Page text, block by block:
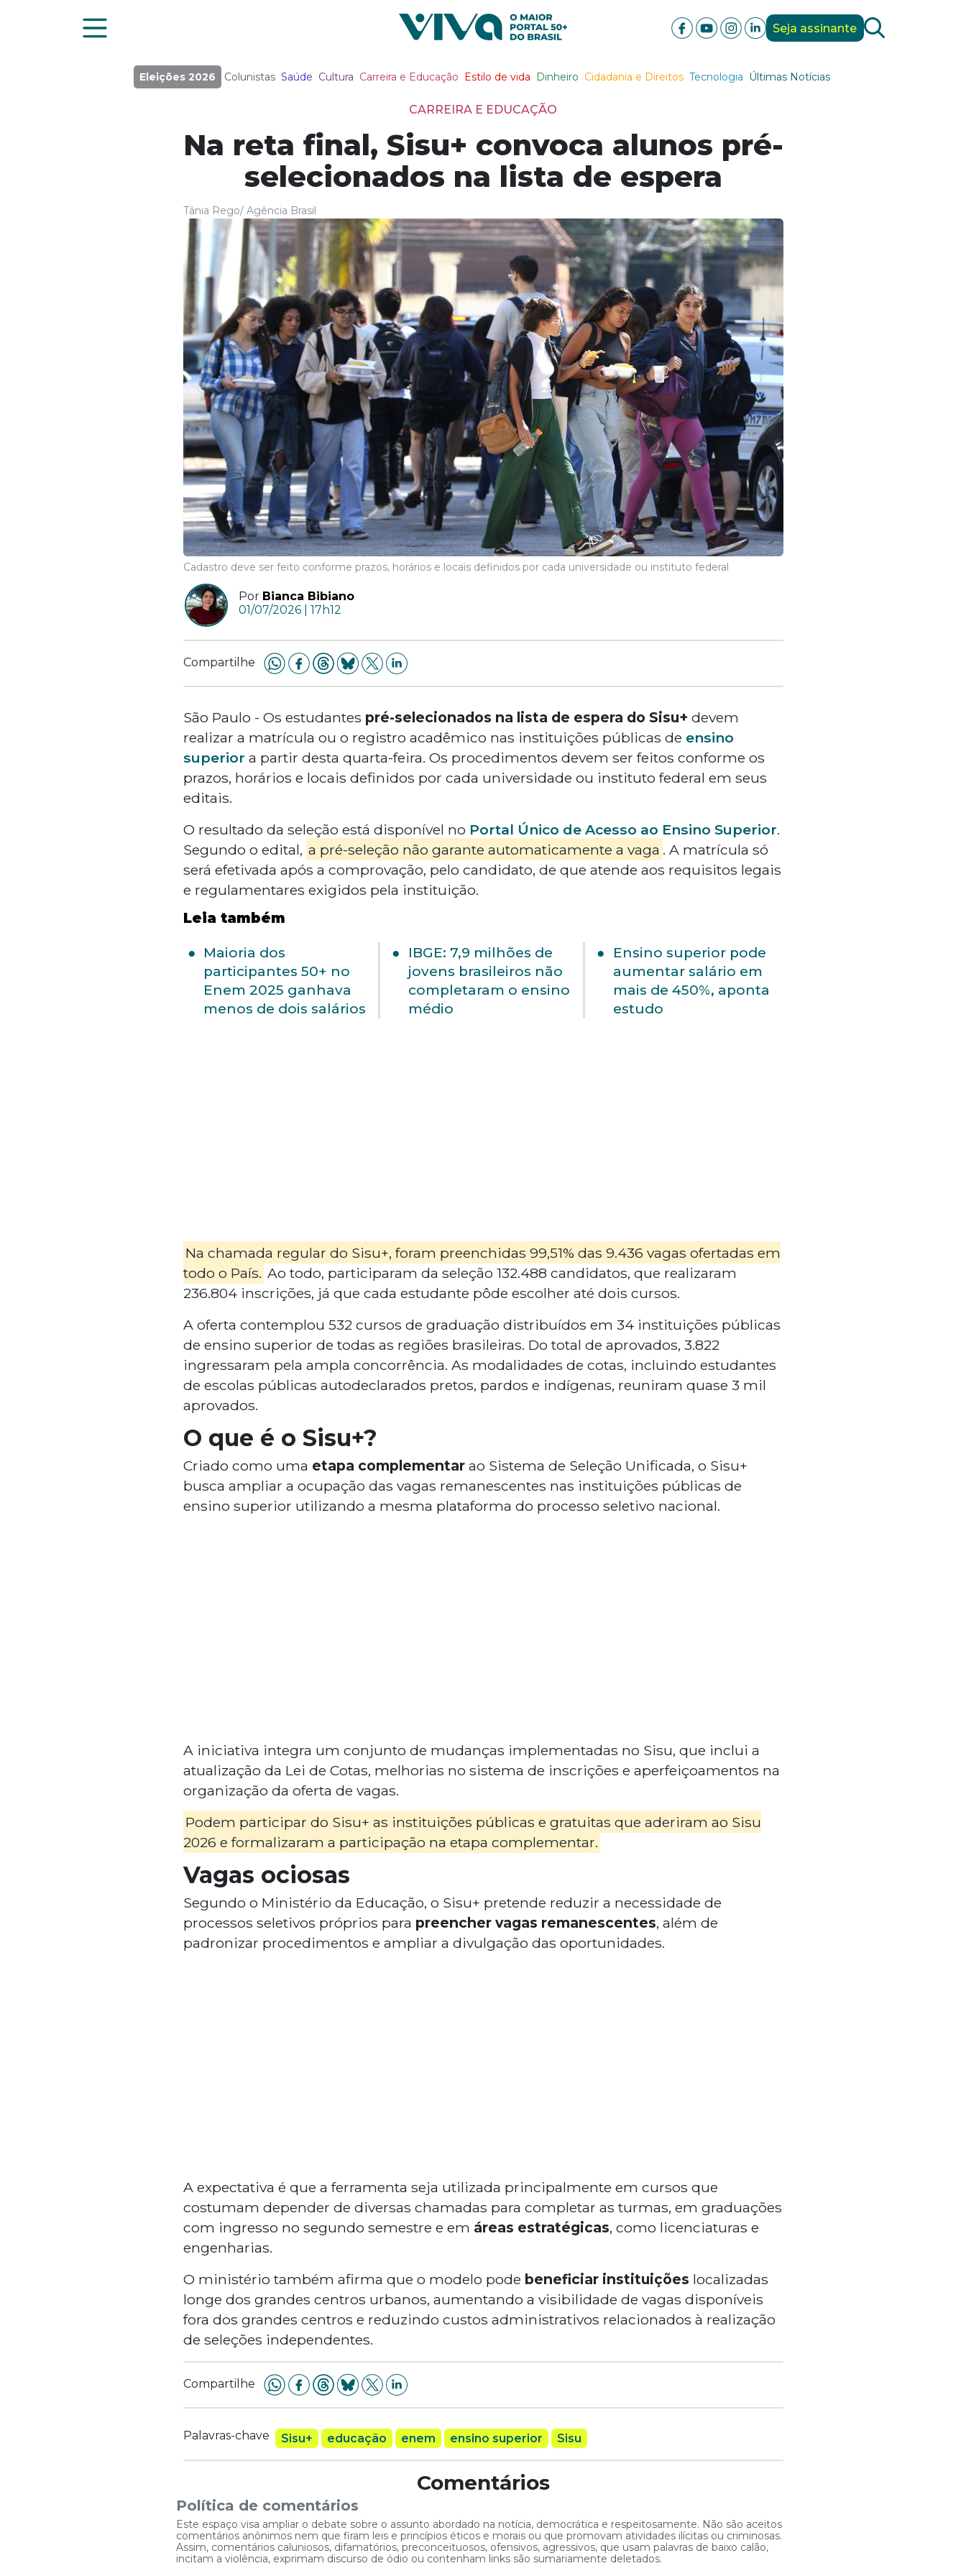
Seja assinante
Eleições 2026 Colunistas Saúde Cultura Carreira e Educação Estilo de vida Dinheiro Cidadania e Direitos Tecnologia Últimas Notícias
CARREIRA E EDUCAÇÃO
Na reta final, Sisu+ convoca alunos pré-
selecionados na lista de espera
Tânia Rego/ Agência Brasil
Cadastro deve ser feito conforme prazos, horários e locais definidos por cada universidade ou instituto federal
Por Bianca Bibiano
01/07/2026 | 17h12
Compartilhe
São Paulo - Os estudantes pré-selecionados na lista de espera do Sisu+ devem
realizar a matrícula ou o registro acadêmico nas instituições públicas de ensino
superior a partir desta quarta-feira. Os procedimentos devem ser feitos conforme os
prazos, horários e locais definidos por cada universidade ou instituto federal em seus
editais.
O resultado da seleção está disponível no Portal Único de Acesso ao Ensino Superior.
Segundo o edital, a pré-seleção não garante automaticamente a vaga . A matrícula só
será efetivada após a comprovação, pelo candidato, de que atende aos requisitos legais
e regulamentares exigidos pela instituição.
Leia também
Maioria dos
participantes 50+ no
Enem 2025 ganhava
menos de dois salários
IBGE: 7,9 milhões de
jovens brasileiros não
completaram o ensino
médio
Ensino superior pode
aumentar salário em
mais de 450%, aponta
estudo
Na chamada regular do Sisu+, foram preenchidas 99,51% das 9.436 vagas ofertadas em
todo o País. Ao todo, participaram da seleção 132.488 candidatos, que realizaram
236.804 inscrições, já que cada estudante pôde escolher até dois cursos.
A oferta contemplou 532 cursos de graduação distribuídos em 34 instituições públicas
de ensino superior de todas as regiões brasileiras. Do total de aprovados, 3.822
ingressaram pela ampla concorrência. As modalidades de cotas, incluindo estudantes
de escolas públicas autodeclarados pretos, pardos e indígenas, reuniram quase 3 mil
aprovados.
O que é o Sisu+?
Criado como uma etapa complementarao Sistema de Seleção Unificada, o Sisu+
busca ampliar a ocupação das vagas remanescentes nas instituições públicas de
ensino superior utilizando a mesma plataforma do processo seletivo nacional.
A iniciativa integra um conjunto de mudanças implementadas no Sisu, que inclui a
atualização da Lei de Cotas, melhorias no sistema de inscrições e aperfeiçoamentos na
organização da oferta de vagas.
Podem participar do Sisu+ as instituições públicas e gratuitas que aderiram ao Sisu
2026 e formalizaram a participação na etapa complementar.
Vagas ociosas
Segundo o Ministério da Educação, o Sisu+ pretende reduzir a necessidade de
processos seletivos próprios para preencher vagas remanescentes, além de
padronizar procedimentos e ampliar a divulgação das oportunidades.
A expectativa é que a ferramenta seja utilizada principalmente em cursos que
costumam depender de diversas chamadas para completar as turmas, em graduações
com ingresso no segundo semestre e em áreas estratégicas, como licenciaturas e
engenharias.
O ministério também afirma que o modelo pode beneficiar instituições localizadas
longe dos grandes centros urbanos, aumentando a visibilidade de vagas disponíveis
fora dos grandes centros e reduzindo custos administrativos relacionados à realização
de seleções independentes.
Compartilhe
Palavras-chave Sisu+ educação enem ensino superior Sisu
Comentários
Política de comentários
Este espaço visa ampliar o debate sobre o assunto abordado na notícia, democrática e respeitosamente. Não são aceitos
comentários anônimos nem que firam leis e princípios éticos e morais ou que promovam atividades ilícitas ou criminosas.
Assim, comentários caluniosos, difamatórios, preconceituosos, ofensivos, agressivos, que usam palavras de baixo calão,
incitam a violência, exprimam discurso de ódio ou contenham links são sumariamente deletados.